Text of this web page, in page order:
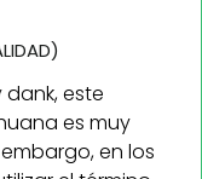
este
es muy
en los